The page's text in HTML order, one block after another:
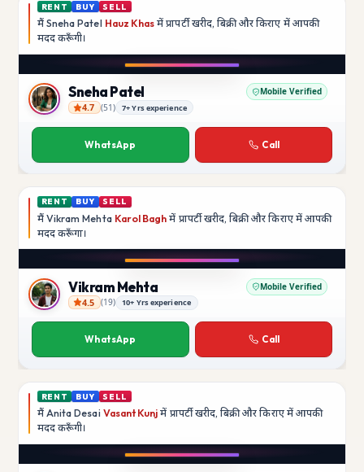
RENT BUY SELL
मैं Sneha Patel Hauz Khas में प्रापर्टी खरीद, बिक्री और किराए में आपकी
मददकरूँगी।
Sneha Patel
Sneha Patel Mobile Verified
4.7 (51) 7+ Yrs experience
WhatsApp Call
RENT BUY SELL
मैं Vikram Mehta Karol Bagh में प्रापर्टी खरीद, बिक्री और किराए में आपकी
मददकरूँगा।
Vikram Mehta
Vikram Mehta Mobile Verified
4.5 (19) 10+ Yrs experience
WhatsApp Call
RENT BUY SELL
मैं Anita Desai Vasant Kunj में प्रापर्टी खरीद, बिक्री और किराए में आपकी
मददकरूँगी।